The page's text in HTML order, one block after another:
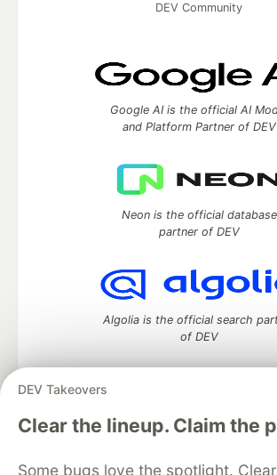
DEV Takeovers
Clear the lineup. Claim the
Some bugs love the spotlight.
DEV Community
Google AI is the official AI
and Platform Partner of DEV
Neon is the official database
partner of DEV
Algolia is the official search
of DEV
DEV Community— A space to discuss and
development and manage your